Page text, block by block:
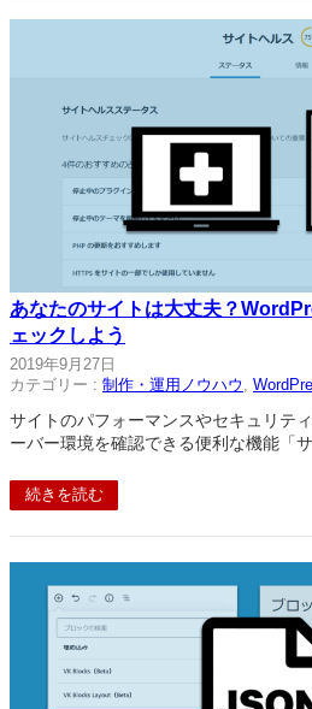
あなたのサイトは大丈夫？
ェックしよう
2019年9月27日
カテゴリー : 制作・運用ノウハウ ,
サイトのパフォーマンスやセキュリテ
ーバー環境を確認できる便利な機能「
続きを読む